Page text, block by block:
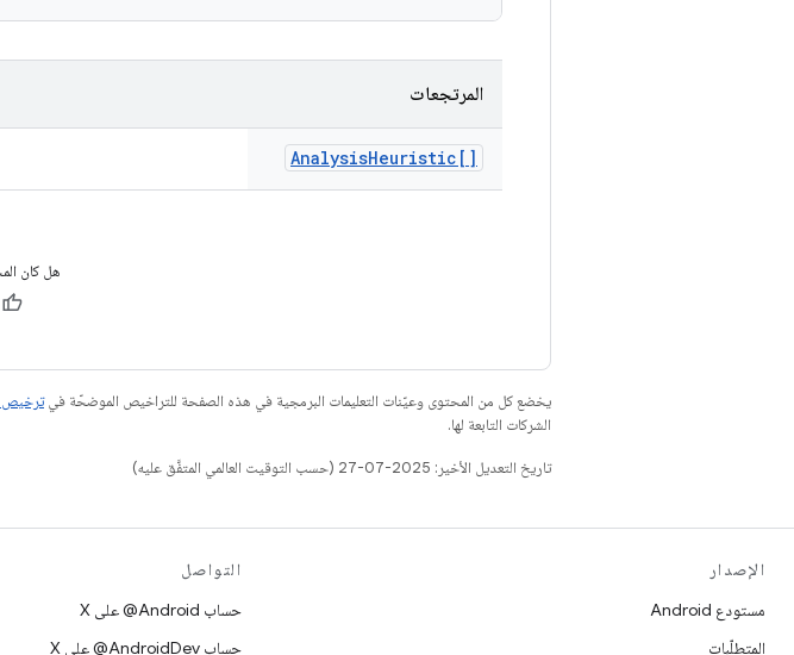
المرتجعات
AnalysisHeuristic[]
هل كان
يخضع كل من المحتوى وعيّنات التعليمات البرمجية في هذه الصفحة للتراخيص الموضحّة فيترخيص
الشركات التابعة لها.
تاريخ التعديل الأخير: 2025-07-27 (حسب التوقيت العالمي المتفَّق عليه)
الإصدار
مستودع Android
المتطلّبات
التواصل
حساب ‎@Android على X
حساب ‎@AndroidDev على X